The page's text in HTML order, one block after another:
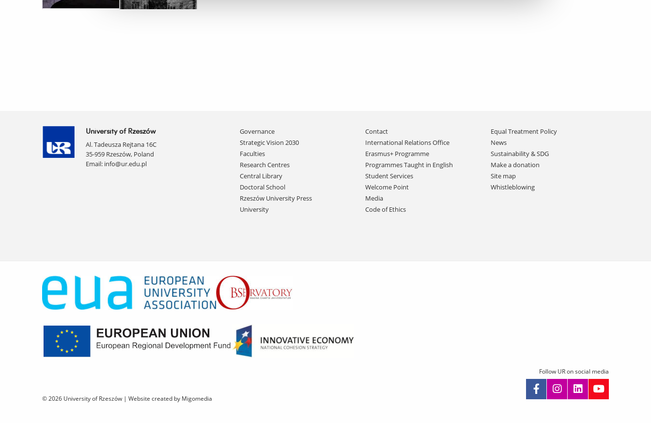
University of Rzeszów
Al. Tadeusza Rejtana 16C
35-959 Rzeszów, Poland
Email: info@ur.edu.pl
Skip
navigation
Governance
Strategic Vision 2030
Faculties
Research Centres
Central Library
Doctoral School
Rzeszów University Press
University
Contact
International Relations Office
Erasmus+ Programme
Programmes Taught in English
Student Services
Welcome Point
Media
Code of Ethics
Equal Treatment Policy
News
Sustainability & SDG
Make a donation
Site map
Whistleblowing
© 2026 University of Rzeszów | Website created by Migomedia
Follow UR on social media